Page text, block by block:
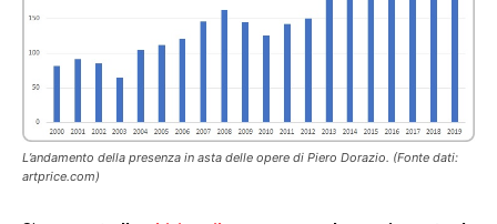
L’andamento della presenza in asta delle opere di Piero Dorazio. (Fonte dati:
artprice.com)